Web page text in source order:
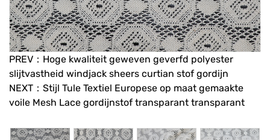
PREV：Hoge kwaliteit geweven geverfd polyester
slijtvastheid windjack sheers curtian stof gordijn
NEXT：Stijl Tule Textiel Europese op maat gemaakte
voile Mesh Lace gordijnstof transparant transparant